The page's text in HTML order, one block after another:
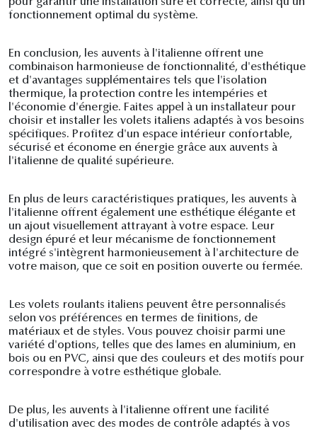
pour garantir une installation sûre et correcte, ainsi qu'un
fonctionnement optimal du système.
En conclusion, les auvents à l'italienne offrent une
combinaison harmonieuse de fonctionnalité, d'esthétique
et d'avantages supplémentaires tels que l'isolation
thermique, la protection contre les intempéries et
l'économie d'énergie. Faites appel à un installateur pour
choisir et installer les volets italiens adaptés à vos besoins
spécifiques. Profitez d'un espace intérieur confortable,
sécurisé et économe en énergie grâce aux auvents à
l'italienne de qualité supérieure.
En plus de leurs caractéristiques pratiques, les auvents à
l'italienne offrent également une esthétique élégante et
un ajout visuellement attrayant à votre espace. Leur
design épuré et leur mécanisme de fonctionnement
intégré s'intègrent harmonieusement à l'architecture de
votre maison, que ce soit en position ouverte ou fermée.
Les volets roulants italiens peuvent être personnalisés
selon vos préférences en termes de finitions, de
matériaux et de styles. Vous pouvez choisir parmi une
variété d'options, telles que des lames en aluminium, en
bois ou en PVC, ainsi que des couleurs et des motifs pour
correspondre à votre esthétique globale.
De plus, les auvents à l'italienne offrent une facilité
d'utilisation avec des modes de contrôle adaptés à vos